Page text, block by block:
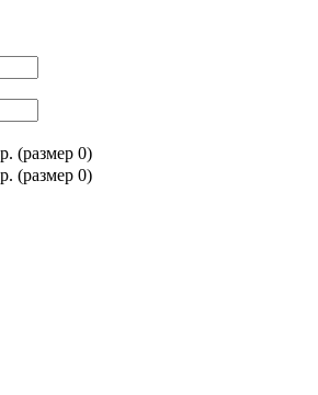
(размер 0)
(размер 0)